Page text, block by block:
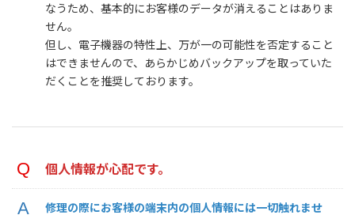
なうため、基本的にお客様のデータが消えることはありま
せん。
但し、電子機器の特性上、万が一の可能性を否定すること
はできませんので、あらかじめバックアップを取っていた
だくことを推奨しております。
個人情報が心配です。
修理の際にお客様の端末内の個人情報には一切触れませ